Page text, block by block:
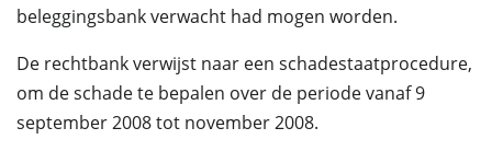
beleggingsbank verwacht had mogen worden.
De rechtbank verwijst naar een schadestaatprocedure,
om de schade te bepalen over de periode vanaf 9
september 2008 tot november 2008.